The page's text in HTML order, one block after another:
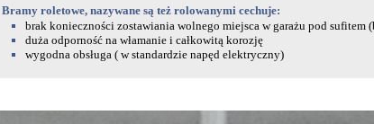
Bramy roletowe, nazywane są też rolowanymi cechuje:
brak konieczności zostawiania wolnego miejsca w garażu pod sufitem
duża odporność na włamanie i całkowitą korozję
wygodna obsługa ( w standardzie napęd elektryczny)